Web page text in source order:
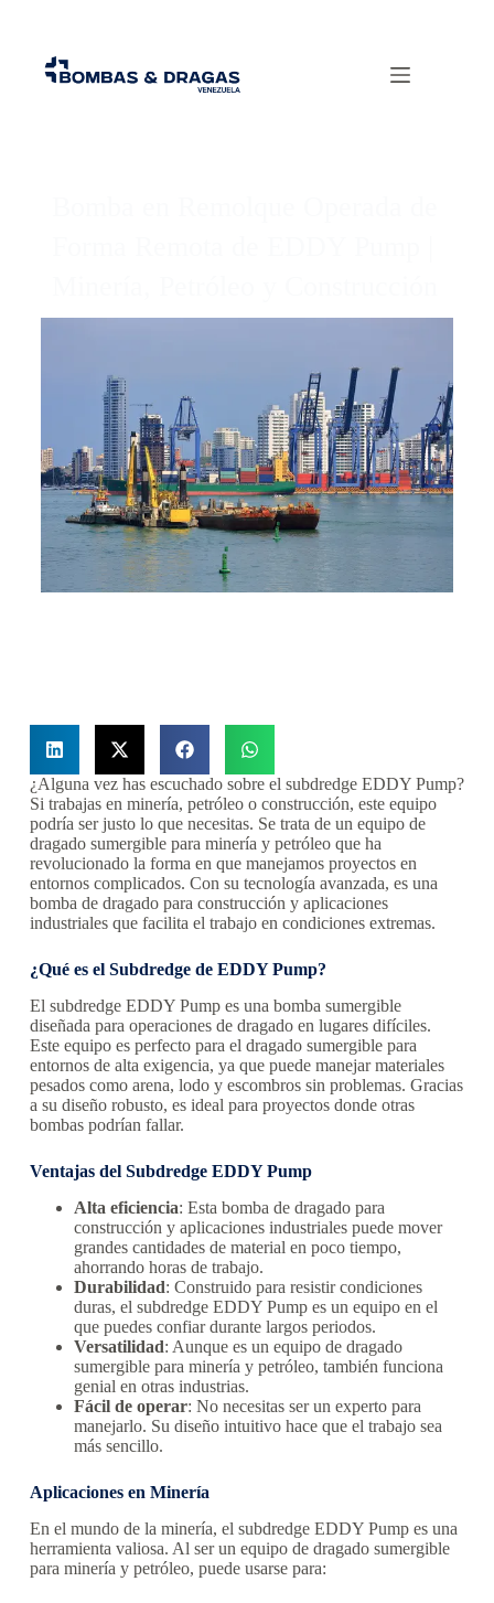
¿Alguna vez has escuchado sobre el subdredge EDDY Pump?
Si trabajas en minería, petróleo o construcción, este equipo
podría ser justo lo que necesitas. Se trata de un equipo de
dragado sumergible para minería y petróleo que ha
revolucionado la forma en que manejamos proyectos en
entornos complicados. Con su tecnología avanzada, es una
bomba de dragado para construcción y aplicaciones
industriales que facilita el trabajo en condiciones extremas.
¿Qué es el Subdredge de EDDY Pump?
El subdredge EDDY Pump es una bomba sumergible
diseñada para operaciones de dragado en lugares difíciles.
Este equipo es perfecto para el dragado sumergible para
entornos de alta exigencia, ya que puede manejar materiales
pesados como arena, lodo y escombros sin problemas. Gracias
a su diseño robusto, es ideal para proyectos donde otras
bombas podrían fallar.
Ventajas del Subdredge EDDY Pump
Alta eficiencia: Esta bomba de dragado para
construcción y aplicaciones industriales puede mover
grandes cantidades de material en poco tiempo,
ahorrando horas de trabajo.
Durabilidad: Construido para resistir condiciones
duras, el subdredge EDDY Pump es un equipo en el
que puedes confiar durante largos periodos.
Versatilidad: Aunque es un equipo de dragado
sumergible para minería y petróleo, también funciona
genial en otras industrias.
Fácil de operar: No necesitas ser un experto para
manejarlo. Su diseño intuitivo hace que el trabajo sea
más sencillo.
Aplicaciones en Minería
En el mundo de la minería, el subdredge EDDY Pump es una
herramienta valiosa. Al ser un equipo de dragado sumergible
para minería y petróleo, puede usarse para: